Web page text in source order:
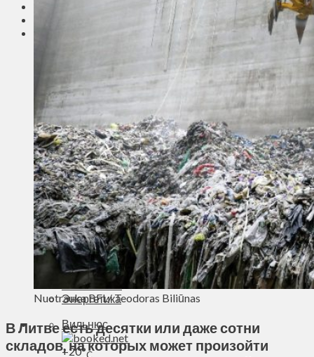
Сеньорам
Образование
Здравоохранение
Экология
Происшествия
Приграничье
Деньги
Визиты
Выборы
Агроновости
Едим дома
Ищу семью
Духовное пространство
Спорт
Технологии
Энергетика
Вильнюс
+20°
Nuotrauka BFL/ Teodoras Biliūnas
В Литве есть десятки или даже сотни
складов, на которых может произойти